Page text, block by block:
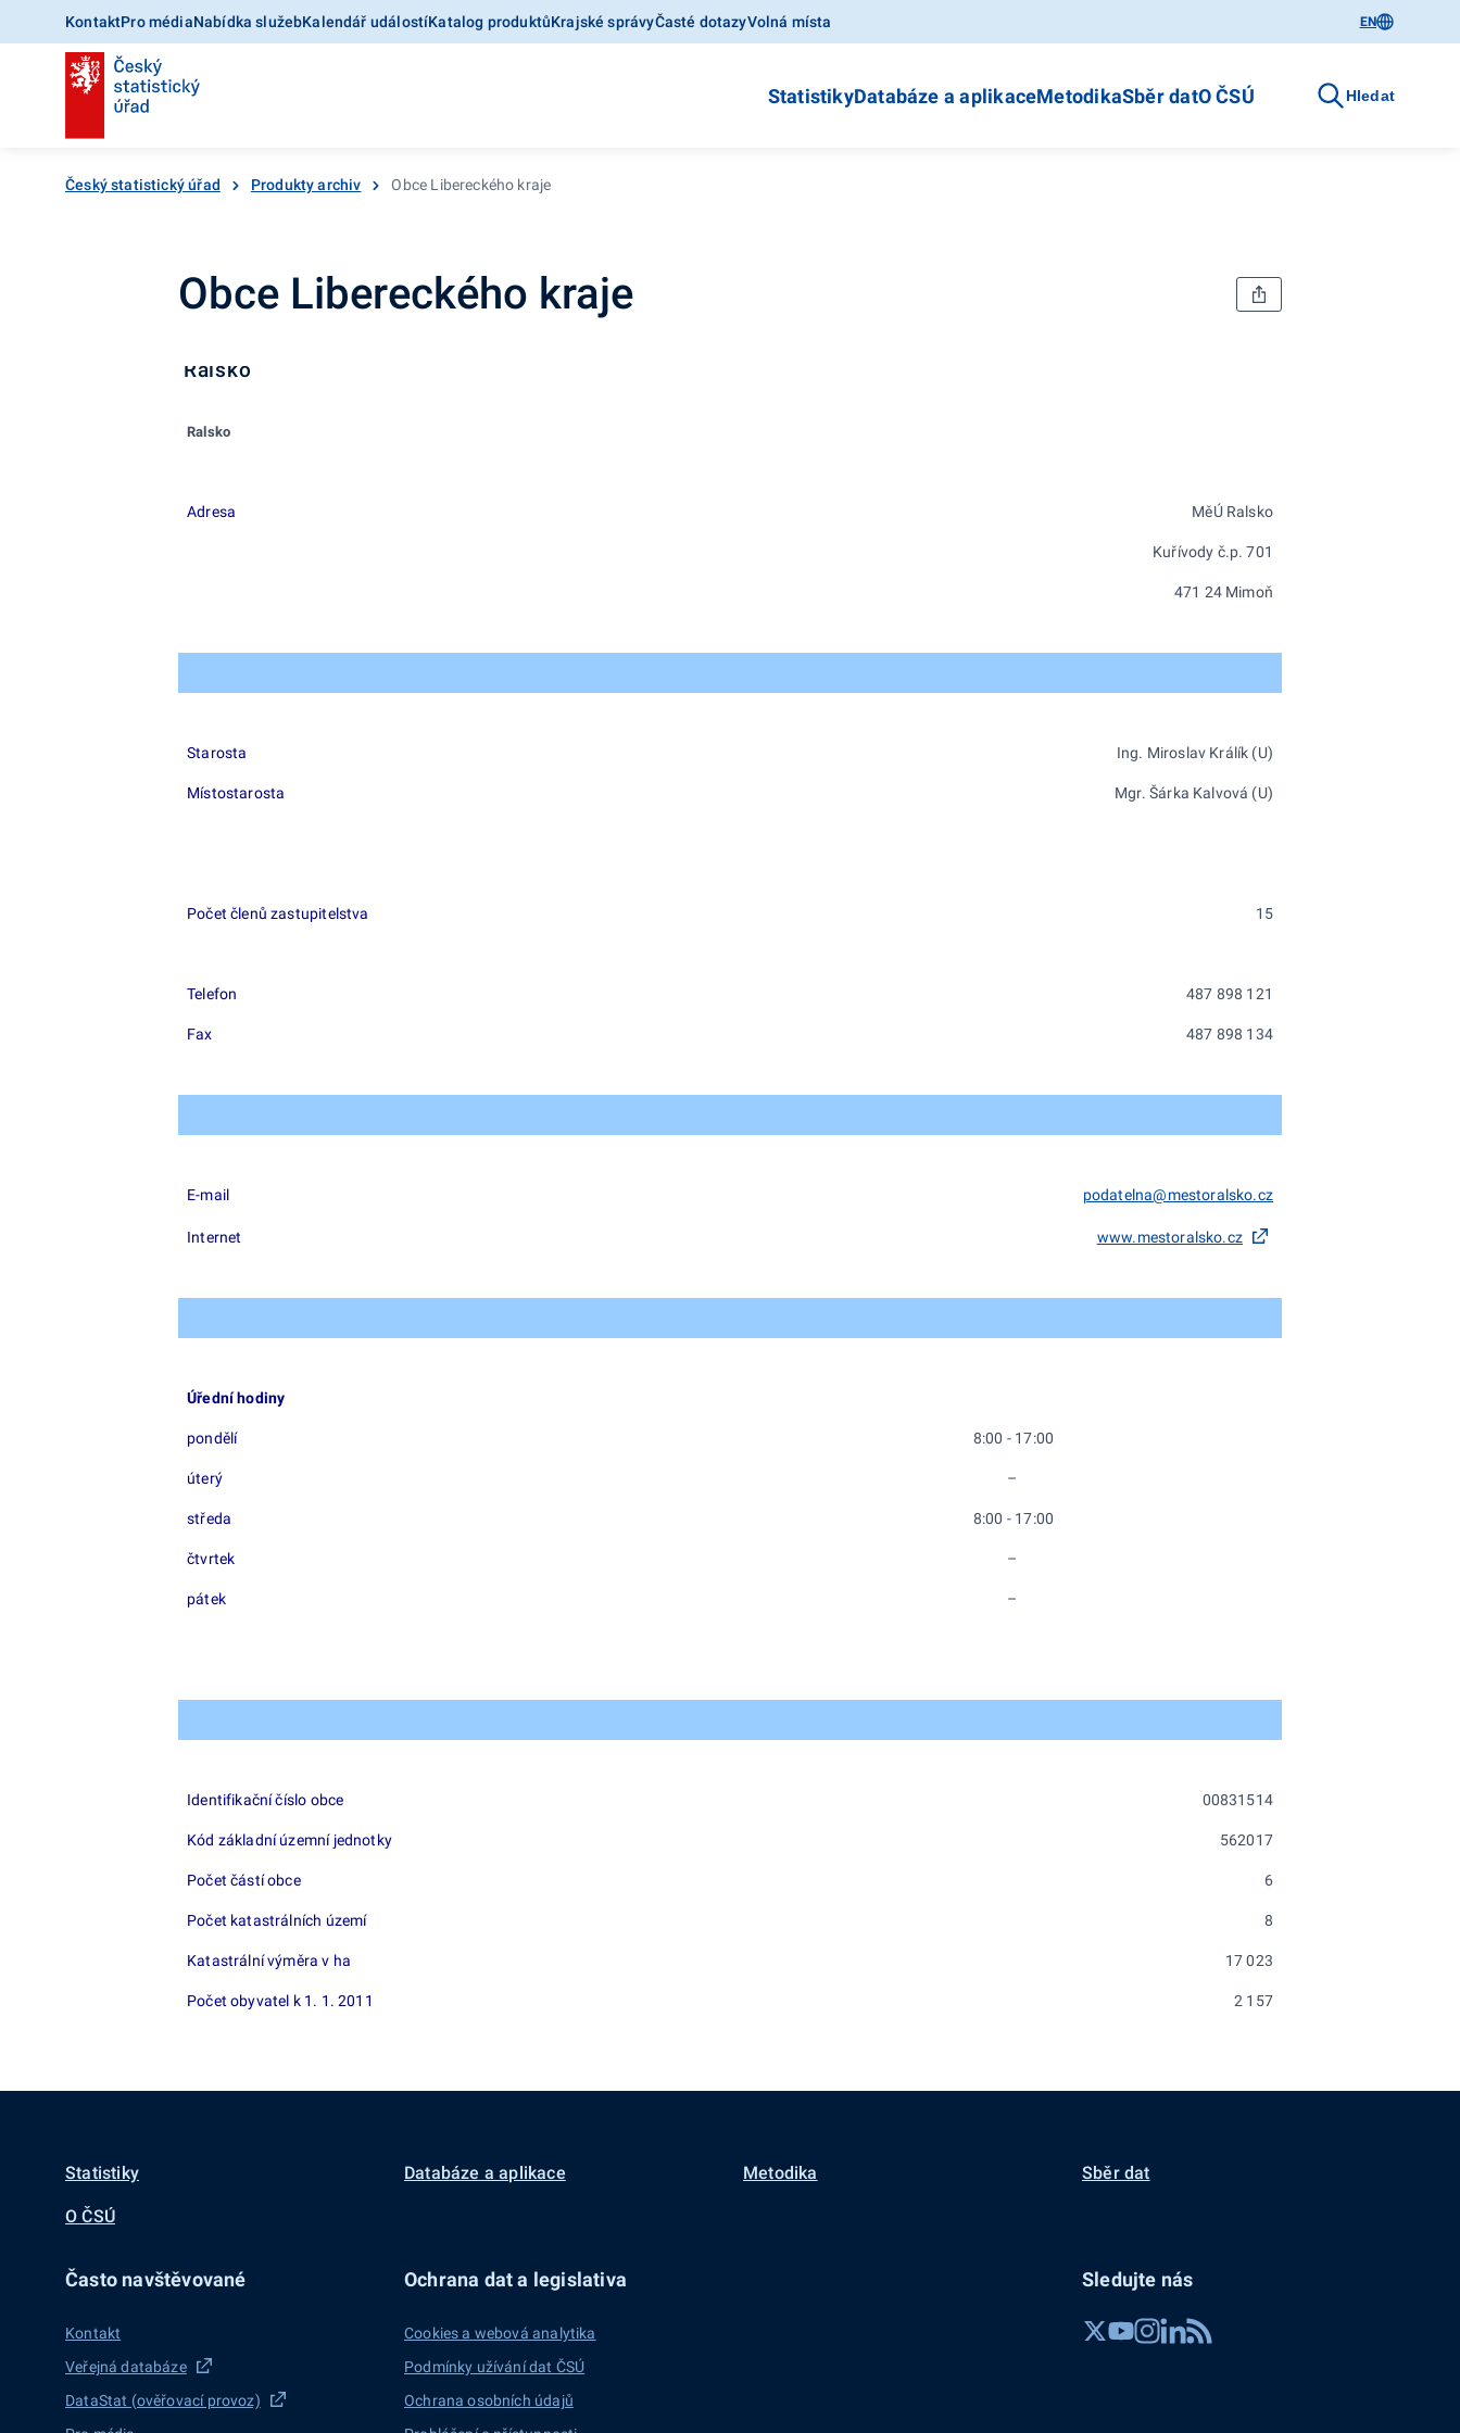
KontaktPro médiaNabídka služebKalendář událostíKatalog produktůKrajské správyČasté dotazyVolná místa EN
StatistikyDatabáze a aplikaceMetodikaSběr datO ČSÚ Hledat
Český statistický úřad Produkty archiv Obce Libereckého kraje
Obce Libereckého kraje
Ralsko
Ralsko
Adresa MěÚ Ralsko
Kuřívody č.p. 701
471 24 Mimoň
Starosta Ing. Miroslav Králík (U)
Místostarosta Mgr. Šárka Kalvová (U)
Počet členů zastupitelstva 15
Telefon 487 898 121
Fax 487 898 134
E-mail podatelna@mestoralsko.cz
Internet www.mestoralsko.cz
Úřední hodiny
pondělí 8:00 - 17:00
úterý –
středa 8:00 - 17:00
čtvrtek –
pátek –
Identifikační číslo obce 00831514
Kód základní územní jednotky 562017
Počet částí obce 6
Počet katastrálních území 8
Katastrální výměra v ha 17 023
Počet obyvatel k 1. 1. 2011 2 157
Statistiky Databáze a aplikace Metodika Sběr dat
O ČSÚ
Často navštěvované
Kontakt
Veřejná databáze
DataStat (ověřovací provoz)
Ochrana dat a legislativa
Cookies a webová analytika
Podmínky užívání dat ČSÚ
Ochrana osobních údajů
Sledujte nás